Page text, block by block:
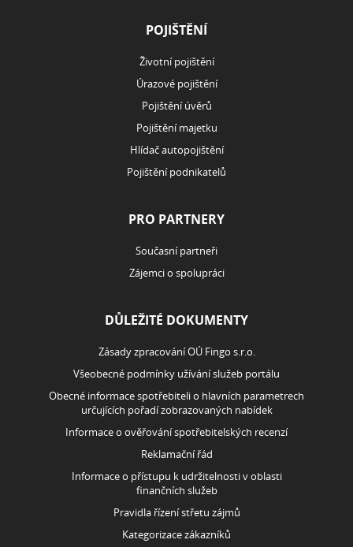
POJIŠTĚNÍ
Životní pojištění
Úrazové pojištění
Pojištění úvěrů
Pojištění majetku
Hlídač autopojištění
Pojištění podnikatelů
PRO PARTNERY
Současní partneři
Zájemci o spolupráci
DŮLEŽITÉ DOKUMENTY
Zásady zpracování OÚ Fingo s.r.o.
Všeobecné podmínky užívání služeb portálu
Obecné informace spotřebiteli o hlavních parametrech
určujících pořadí zobrazovaných nabídek
Informace o ověřování spotřebitelských recenzí
Reklamační řád
Informace o přístupu k udržitelnosti v oblasti
finančních služeb
Pravidla řízení střetu zájmů
Kategorizace zákazníků